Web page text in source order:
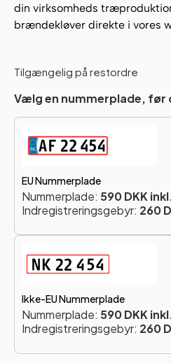
din virksomheds
brændekløver direkte i vores
Tilgængelig på restordre
Vælg en nummerplade, før
EU Nummerplade
Nummerplade: 590 DKK
Indregistreringsgebyr: 260
Ikke-EU Nummerplade
Nummerplade: 590 DKK
Indregistreringsgebyr: 260